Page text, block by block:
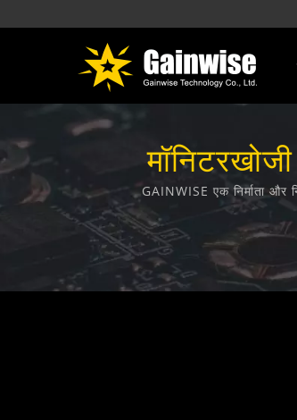
GAINWISE एक निर्माता और